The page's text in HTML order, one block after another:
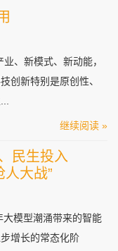
、新模式、新动能，
创新特别是原创性、
继续阅读 »
民生投入
大战”
模型潮涌带来的智能
增长的常态化阶